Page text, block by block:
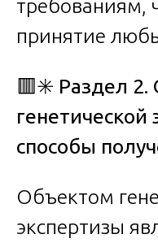
требованиям,
принятие
🟥✳️ Раздел
генетической
способы
Объектом
экспертизы